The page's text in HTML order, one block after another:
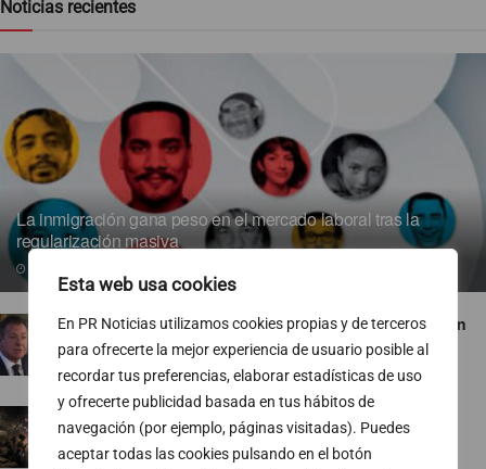
Esta web usa cookies
En PR Noticias utilizamos cookies propias y de terceros
para ofrecerte la mejor experiencia de usuario posible al
recordar tus preferencias, elaborar estadísticas de uso
y ofrecerte publicidad basada en tus hábitos de
navegación (por ejemplo, páginas visitadas). Puedes
aceptar todas las cookies pulsando en el botón
Noticias recientes
La inmigración gana peso en el mercado laboral tras la
regularización masiva
Salem se plantea dar un giro en la Comunicación
de Mediaset: “Necesitamos que nos quieran”
07/08/2026
Vivimos la era del ‘poder relacional’